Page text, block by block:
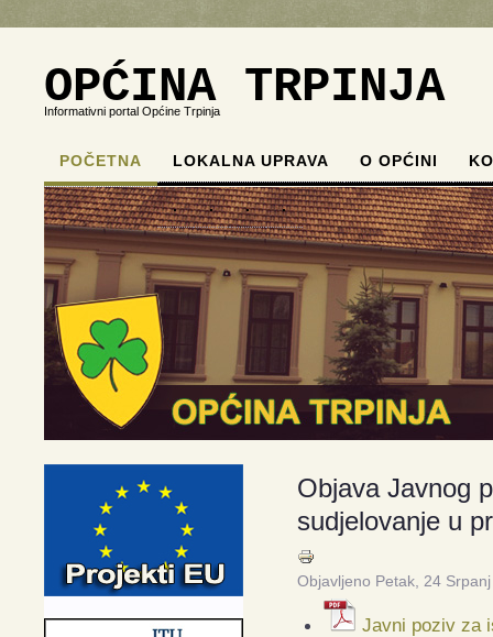
OPĆINA TRPINJA
Informativni portal Općine Trpinja
POČETNA LOKALNA UPRAVA O OPĆINI
. . . .
Objava Javnog
sudjelovanje u
Objavljeno Petak, 24
Javni poziv za